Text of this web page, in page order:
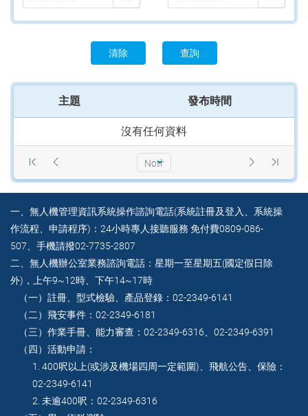
入
發
入
發
布
清除​ 查詢​​
主題​ 發布時間​
沒有任何資料​
Nothing selected
:::
一、無人機管理資訊系統操作諮詢電話(系統註冊及登入、系統操
作流程、申請程序)：24小時專人接聽服務 免付費0809-086-
507、手機請撥02-7735-2807
二、無人機辦公室業務諮詢電話：星期一至星期五(國定假日除
外)，上午9~12時、下午14~17時
（一）註冊、型式檢驗、產品登錄：02-2349-6141
（二）飛安事件：02-2349-6181
（三）作業手冊、能力審查：02-2349-6316、02-2349-6391
（四）活動申請：
1. 400呎以上(或涉及機場四周一定範圍)、飛航公告、保險：
02-2349-6141
2. 未逾400呎：02-2349-6316